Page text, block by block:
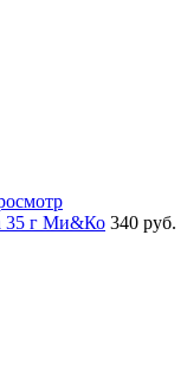
35 г Ми&Ко 340 руб.